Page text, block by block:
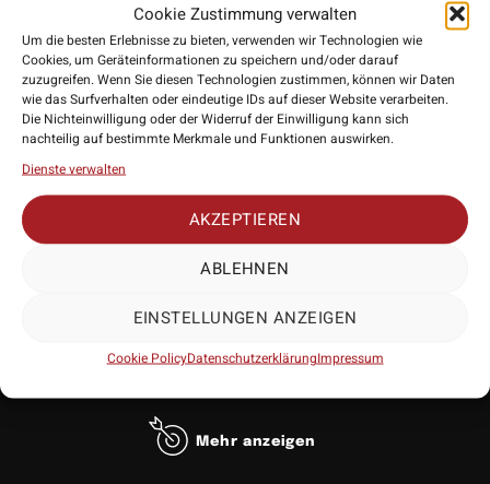
Cookie Zustimmung verwalten
Um die besten Erlebnisse zu bieten, verwenden wir Technologien wie
Cookies, um Geräteinformationen zu speichern und/oder darauf
zuzugreifen. Wenn Sie diesen Technologien zustimmen, können wir Daten
wie das Surfverhalten oder eindeutige IDs auf dieser Website verarbeiten.
Die Nichteinwilligung oder der Widerruf der Einwilligung kann sich
nachteilig auf bestimmte Merkmale und Funktionen auswirken.
Dienste verwalten
AKZEPTIEREN
ABLEHNEN
EINSTELLUNGEN ANZEIGEN
Cookie PolicyDatenschutzerklärungImpressum
dem schlanken und modernen Äußeren der Vecta Shafts
neue Maßstäbe in Sachen Ästhetik im Dartbereich. Die
Kompatibilität mit den meisten Dartpfeilen und die einfache
Handhabung und Installation machen die Vecta Shafts zu
einer bevorzugten Wahl für Profis und Amateure
Mehr anzeigen